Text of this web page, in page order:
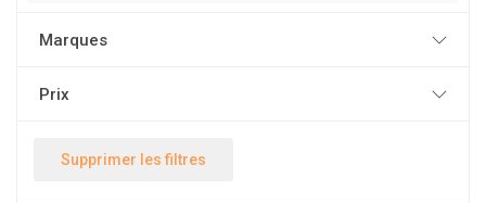
Marques
Prix
Supprimer les filtres